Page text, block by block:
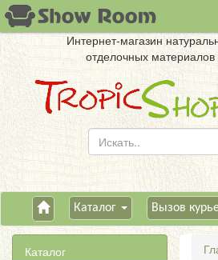
Интернет-магазин
отделочных материалов
Каталог Вызов
Каталог